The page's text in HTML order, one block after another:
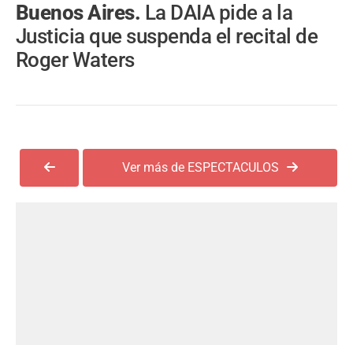
Buenos Aires. La DAIA pide a la
Justicia que suspenda el recital de
Roger Waters
Ver más de ESPECTACULOS